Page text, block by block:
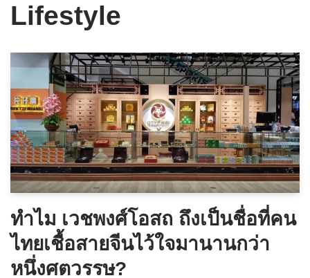
Lifestyle
ทำไม เวชพงศ์โอสถ ถึงเป็นชื่อที่คน
ไทยเชื้อสายจีนไว้ใจมานานกว่า
หนึ่งศตวรรษ?